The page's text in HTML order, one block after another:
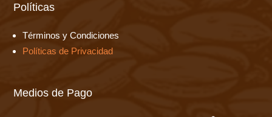
Políticas
Términos y Condiciones
Políticas de Privacidad
Medios de Pago